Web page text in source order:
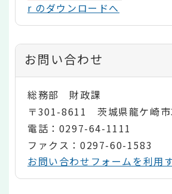
r のダウンロードへ
お問い合わせ
総務部 財政課
〒301-8611 茨城県龍ケ崎
電話：0297-64-1111
ファクス：0297-60-1583
お問い合わせフォームを利用